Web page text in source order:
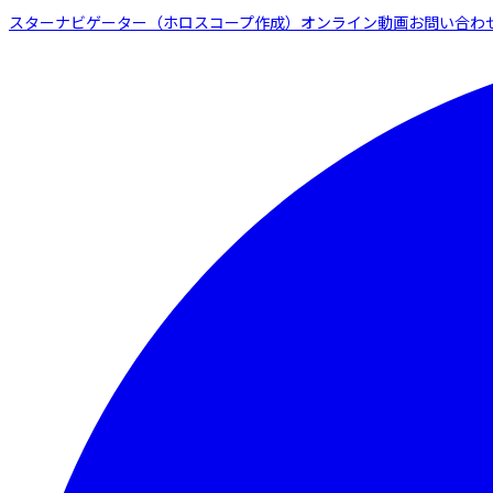
スターナビゲーター（ホロスコープ作成） オンライン動画お問い合わ